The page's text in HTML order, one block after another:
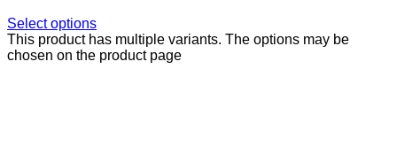
Select options
This product has multiple variants. The options may be
chosen on the product page